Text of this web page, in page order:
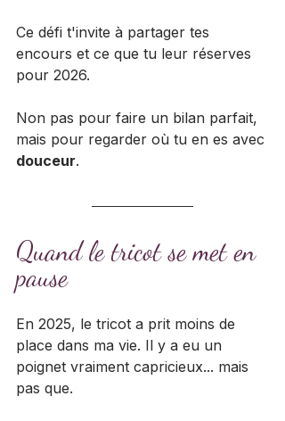
Ce défi t'invite à partager tes
encours et ce que tu leur réserves
pour 2026.
Non pas pour faire un bilan parfait,
mais pour regarder où tu en es avec
douceur.
Quand le tricot se met en
pause
En 2025, le tricot a prit moins de
place dans ma vie. Il y a eu un
poignet vraiment capricieux... mais
pas que.